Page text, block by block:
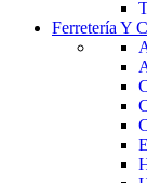
Ferretería Y